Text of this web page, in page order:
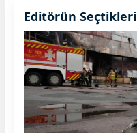
Editörün Seçtikleri